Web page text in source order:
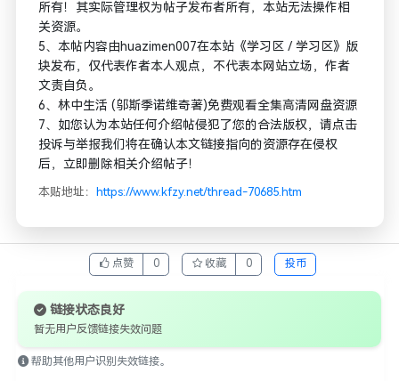
所有！其实际管理权为帖子发布者所有，本站无法操作相
关资源。
5、本帖内容由huazimen007在本站《学习区 / 学习区》版
块发布，仅代表作者本人观点，不代表本网站立场，作者
文责自负。
6、林中生活 (邬斯季诺维奇著)免费观看全集高清网盘资源
7、如您认为本站任何介绍帖侵犯了您的合法版权，请点击
投诉与举报我们将在确认本文链接指向的资源存在侵权
后，立即删除相关介绍帖子！
本贴地址： https://www.kfzy.net/thread-70685.htm
点赞 0 收藏 0 投币
链接状态良好
暂无用户反馈链接失效问题
帮助其他用户识别失效链接。